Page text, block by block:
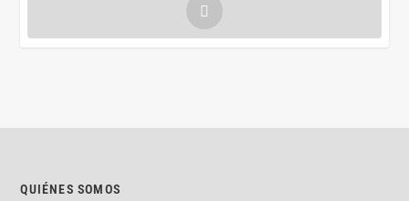
QUIÉNES SOMOS